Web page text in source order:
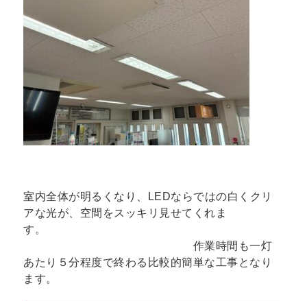
室内全体が明るくなり、LEDならではの白くクリ
アな光が、空間をスッキリ見せてくれま
す。
作業時間も一灯
あたり５分程度で終わる比較的簡単な工事となり
ます。